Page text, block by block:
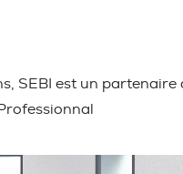
SEBI est un partenaire